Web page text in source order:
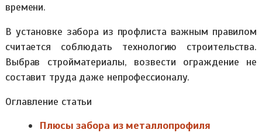
времени.
В установке забора из профлиста важным правилом
считается соблюдать технологию строительства.
Выбрав стройматериалы, возвести ограждение не
составит труда даже непрофессионалу.
Оглавление статьи
Плюсы забора из металлопрофиля